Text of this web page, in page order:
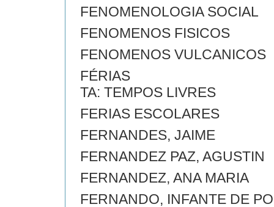
FENOMENOLOGIA SOCIAL
FENOMENOS FISICOS
FENOMENOS VULCANICOS
FÉRIAS
TA: TEMPOS LIVRES
FERIAS ESCOLARES
FERNANDES, JAIME
FERNANDEZ PAZ, AGUSTIN
FERNANDEZ, ANA MARIA
FERNANDO, INFANTE DE